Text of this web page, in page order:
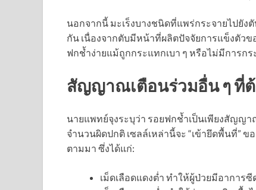
นอกจากนี้ มะเร็งบางชนิดที่แพร่กระจายไปยัง
กัน เนื่องจากตับมีหน้าที่ผลิตปัจจัยการแข็งตัวข
ฟกช้ำง่ายแม้ถูกกระแทกเบา ๆ หรือไม่มีการกร
สัญญาณเตือนร่วมอื่น ๆ ที่ต้
นายแพทย์จุงระบุว่า รอยฟกช้ำเป็นเพียงสัญญา
จำนวนผิดปกติ เซลล์เหล่านี้จะ “เข้ายึดพื้นที่”
ตามมา ซึ่งได้แก่:
เม็ดเลือดแดงต่ำ ทำให้ผู้ป่วยมีอาการ